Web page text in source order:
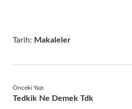
Tarih: Makaleler
Önceki Yazı
Tedkik Ne Demek Tdk